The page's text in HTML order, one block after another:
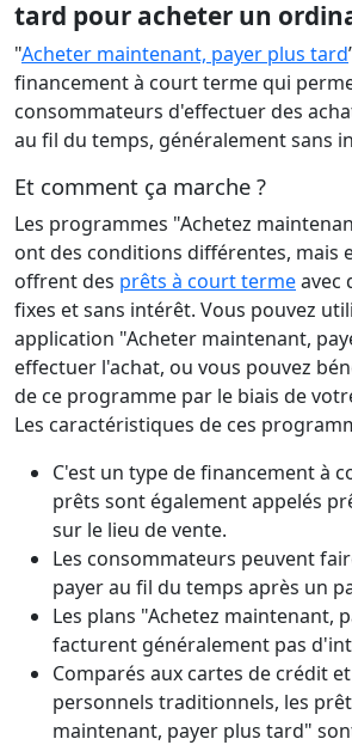
tard pour acheter un
"Acheter maintenant, payer plus tard
financement à court terme qui
consommateurs d'effectuer des
au fil du temps, généralement sans
Et comment ça marche ?
Les programmes "Achetez
ont des conditions différentes, mais
offrent des prêts à court termeavec
fixes et sans intérêt. Vous pouvez
application "Acheter maintenant,
effectuer l'achat, ou vous pouvez
de ce programme par le biais de
Les caractéristiques de ces
C'est un type de financement à
prêts sont également appelés
sur le lieu de vente.
Les consommateurs peuvent
payer au fil du temps après un
Les plans "Achetez maintenant,
facturent généralement pas
Comparés aux cartes de crédit
personnels traditionnels, les
maintenant, payer plus tard"